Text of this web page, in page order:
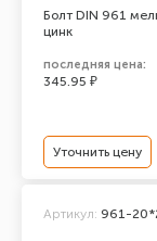
Болт DIN 961
цинк
последняя цена:
345.95 ₽
Уточнить цену
Артикул: 961-